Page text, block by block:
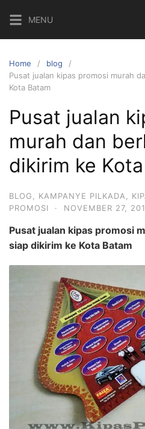
content
MENU
Home
blog
Pusat jualan kipas promosi murah
Kota Batam
Pusat jualan
murah dan
dikirim ke
BLOG KAMPANYE PILKADA
PROMOSI
· NOVEMBER 27,
Pusat jualan kipas promosi
siap dikirim ke Kota Batam